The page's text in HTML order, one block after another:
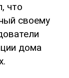
что
своему
дома